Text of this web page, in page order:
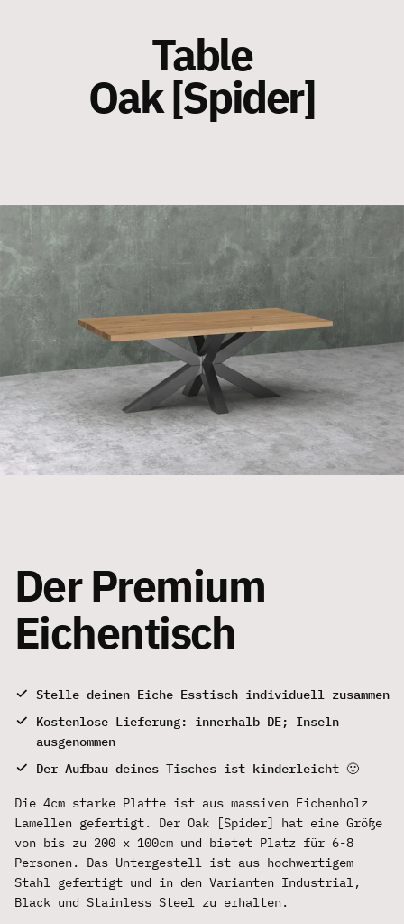
Table
Oak [Spider]
Der Premium
Eichentisch
Stelle deinen Eiche Esstisch individuell zusammen
Kostenlose Lieferung: innerhalb DE; Inseln
ausgenommen
Der Aufbau deines Tisches ist kinderleicht 🙂
Die 4cm starke Platte ist aus massiven Eichenholz
Lamellen gefertigt. Der Oak [Spider] hat eine Größe
von bis zu 200 x 100cm und bietet Platz für 6-8
Personen. Das Untergestell ist aus hochwertigem
Stahl gefertigt und in den Varianten Industrial,
Black und Stainless Steel zu erhalten.